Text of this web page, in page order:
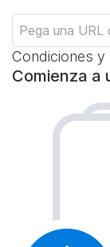
Condiciones y
Comienza a